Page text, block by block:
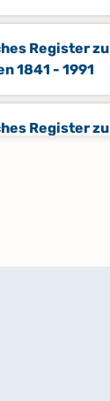
Register zu
1841 - 1991
Register zu
Register zu
Digitalisate